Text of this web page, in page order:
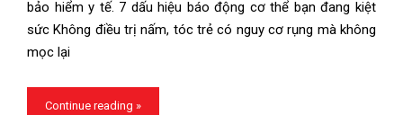
bảo hiểm y tế. 7 dấu hiệu báo động cơ thể bạn đang kiệt
sức Không điều trị nấm, tóc trẻ có nguy cơ rụng mà không
mọc lại
Continue reading »